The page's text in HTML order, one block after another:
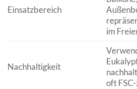
Einsatzbereich
im
Nachhaltigkeit
oft